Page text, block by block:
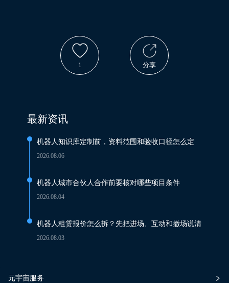
1 分享
最新资讯
机器人知识库定制前，资料范围和验收口径怎么定
2026.08.06
机器人城市合伙人合作前要核对哪些项目条件
2026.08.04
机器人租赁报价怎么拆？先把进场、互动和撤场说清
2026.08.03
元宇宙服务